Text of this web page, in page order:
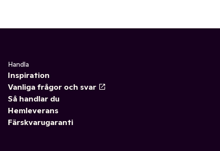
Handla
Inspiration
Vanliga frågor och svar
Så handlar du
Hemleverans
Färskvarugaranti